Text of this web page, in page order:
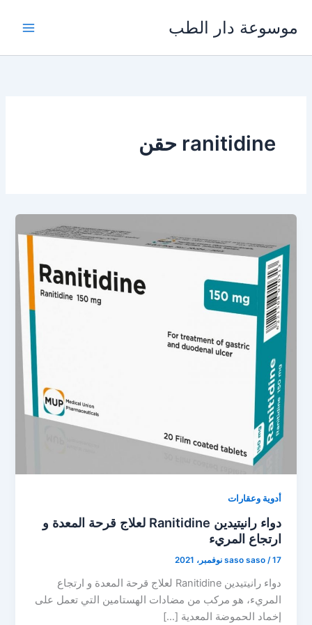
المحتوى
موسوعة دار الطب
ranitidine حقن
أدوية وعقارات
دواء رانيتيدين Ranitidine لعلاج قرحة المعدة و
ارتجاع المريء
saso saso /17 نوفمبر، 2021
دواء رانيتيدين Ranitidine لعلاج قرحة المعدة و ارتجاع
المريء، هو مركب من مضادات الهستامين التي تعمل على
إخماد الحموضة المعدية […]